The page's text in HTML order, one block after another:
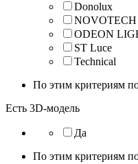
Donolux
NOVOTECH
ODEON
ST Luce
Technical
По этим критериям
Есть 3D-модель
Да
По этим критериям